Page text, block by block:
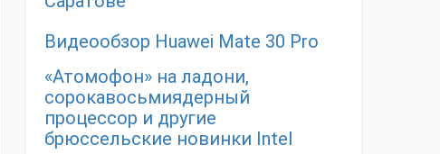
Видеообзор Huawei Mate 30 Pro
«Атомофон» на ладони,
сорокавосьмиядерный
процессор и другие
брюссельские новинки Intel